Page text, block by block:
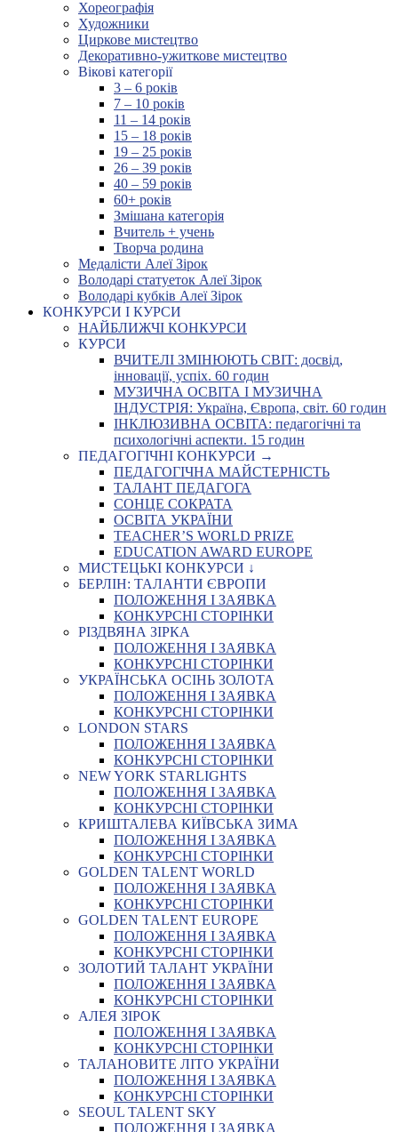
Хореографія
Художники
Циркове мистецтво
Декоративно-ужиткове мистецтво
Вікові категорії
3 – 6 років
7 – 10 років
11 – 14 років
15 – 18 років
19 – 25 років
26 – 39 років
40 – 59 років
60+ років
Змішана категорія
Вчитель + учень
Творча родина
Медалісти Алеї Зірок
Володарі статуеток Алеї Зірок
Володарі кубків Алеї Зірок
КОНКУРСИ І КУРСИ
НАЙБЛИЖЧІ КОНКУРСИ
КУРСИ
ВЧИТЕЛІ ЗМІНЮЮТЬ СВІТ: досвід,
інновації, успіх. 60 годин
МУЗИЧНА ОСВІТА І МУЗИЧНА
ІНДУСТРІЯ: Україна, Європа, світ. 60 годин
ІНКЛЮЗИВНА ОСВІТА: педагогічні та
психологічні аспекти. 15 годин
ПЕДАГОГІЧНІ КОНКУРСИ →
ПЕДАГОГІЧНА МАЙСТЕРНІСТЬ
ТАЛАНТ ПЕДАГОГА
СОНЦЕ СОКРАТА
ОСВІТА УКРАЇНИ
TEACHER’S WORLD PRIZE
EDUCATION AWARD EUROPE
МИСТЕЦЬКІ КОНКУРСИ ↓
БЕРЛІН: ТАЛАНТИ ЄВРОПИ
ПОЛОЖЕННЯ І ЗАЯВКА
КОНКУРСНІ СТОРІНКИ
РІЗДВЯНА ЗІРКА
ПОЛОЖЕННЯ І ЗАЯВКА
КОНКУРСНІ СТОРІНКИ
УКРАЇНСЬКА ОСІНЬ ЗОЛОТА
ПОЛОЖЕННЯ І ЗАЯВКА
КОНКУРСНІ СТОРІНКИ
LONDON STARS
ПОЛОЖЕННЯ І ЗАЯВКА
КОНКУРСНІ СТОРІНКИ
NEW YORK STARLIGHTS
ПОЛОЖЕННЯ І ЗАЯВКА
КОНКУРСНІ СТОРІНКИ
КРИШТАЛЕВА КИЇВСЬКА ЗИМА
ПОЛОЖЕННЯ І ЗАЯВКА
КОНКУРСНІ СТОРІНКИ
GOLDEN TALENT WORLD
ПОЛОЖЕННЯ І ЗАЯВКА
КОНКУРСНІ СТОРІНКИ
GOLDEN TALENT EUROPE
ПОЛОЖЕННЯ І ЗАЯВКА
КОНКУРСНІ СТОРІНКИ
ЗОЛОТИЙ ТАЛАНТ УКРАЇНИ
ПОЛОЖЕННЯ І ЗАЯВКА
КОНКУРСНІ СТОРІНКИ
АЛЕЯ ЗІРОК
ПОЛОЖЕННЯ І ЗАЯВКА
КОНКУРСНІ СТОРІНКИ
ТАЛАНОВИТЕ ЛІТО УКРАЇНИ
ПОЛОЖЕННЯ І ЗАЯВКА
КОНКУРСНІ СТОРІНКИ
SEOUL TALENT SKY
ПОЛОЖЕННЯ І ЗАЯВКА